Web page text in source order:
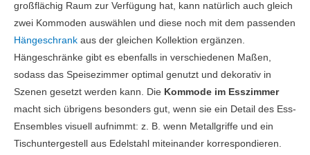
großflächig Raum zur Verfügung hat, kann natürlich auch gleich
zwei Kommoden auswählen und diese noch mit dem passenden
Hängeschrank aus der gleichen Kollektion ergänzen.
Hängeschränke gibt es ebenfalls in verschiedenen Maßen,
sodass das Speisezimmer optimal genutzt und dekorativ in
Szenen gesetzt werden kann. Die Kommode im Esszimmer
macht sich übrigens besonders gut, wenn sie ein Detail des Ess-
Ensembles visuell aufnimmt: z. B. wenn Metallgriffe und ein
Tischuntergestell aus Edelstahl miteinander korrespondieren.